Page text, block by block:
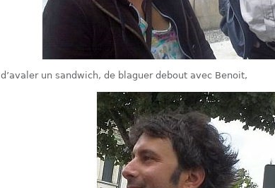
d’avaler un sandwich, de blaguer debout avec Benoit,